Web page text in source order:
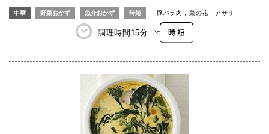
中華 野菜おかず 魚介おかず 時短 豚バラ肉 菜の花 アサリ
調理時間 15分